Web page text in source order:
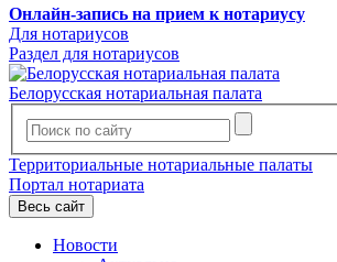
Онлайн-запись на прием к нотариусу
Для нотариусов
Раздел для нотариусов
Белорусская нотариальная палата
Территориальные нотариальные палаты
Портал нотариата
Весь сайт
Новости